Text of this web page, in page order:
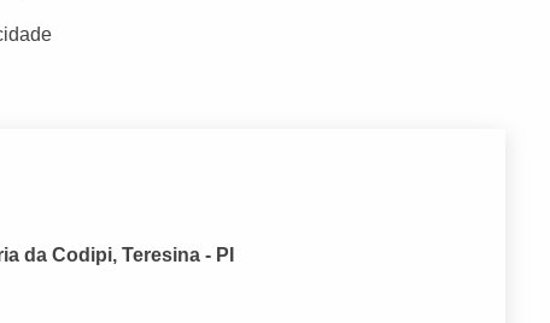
da Codipi, Teresina - PI